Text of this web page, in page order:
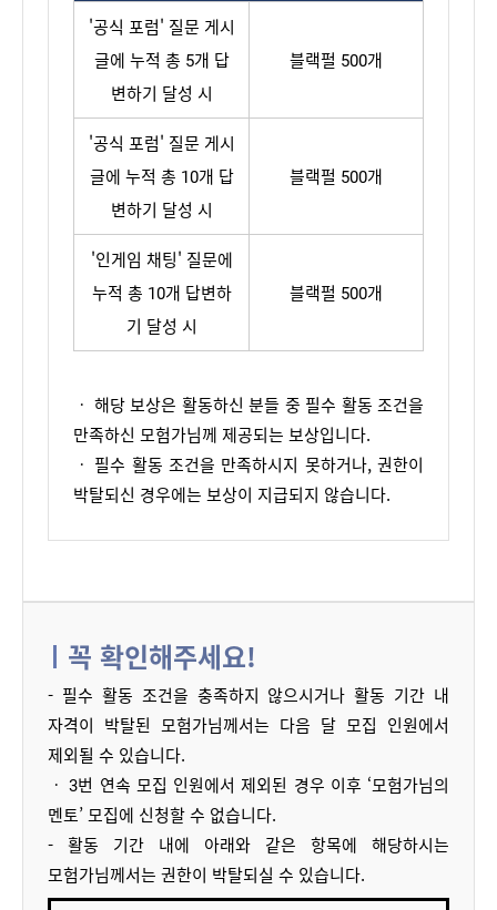
'공식 포럼' 질문 게시
글에 누적 총 5개 답
변하기 달성 시
블랙펄 500개
'공식 포럼' 질문 게시
글에 누적 총 10개 답
변하기 달성 시
블랙펄 500개
'인게임 채팅' 질문에
누적 총 10개 답변하
기 달성 시
블랙펄 500개
ㆍ 해당 보상은 활동하신 분들 중 필수 활동 조건을
만족하신 모험가님께 제공되는 보상입니다.
ㆍ 필수 활동 조건을 만족하시지 못하거나, 권한이
박탈되신 경우에는 보상이 지급되지 않습니다.
꼭 확인해주세요!
- 필수 활동 조건을 충족하지 않으시거나
자격이 박탈된 모험가님께서는 다음 달 모집 인원에서
제외될 수 있습니다.
ㆍ 3번 연속 모집 인원에서 제외된 경우 이후 ‘모험가님의
멘토’ 모집에 신청할 수 없습니다.
- 활동 기간 내에 아래와 같은 항목에 해당하시는
모험가님께서는 권한이 박탈되실 수 있습니다.